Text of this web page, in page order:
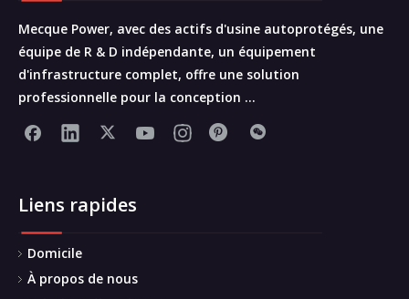
Mecque Power, avec des actifs d'usine autoprotégés, une
équipe de R & D indépendante, un équipement
d'infrastructure complet, offre une solution
professionnelle pour la conception ...
Liens rapides
Domicile
À propos de nous